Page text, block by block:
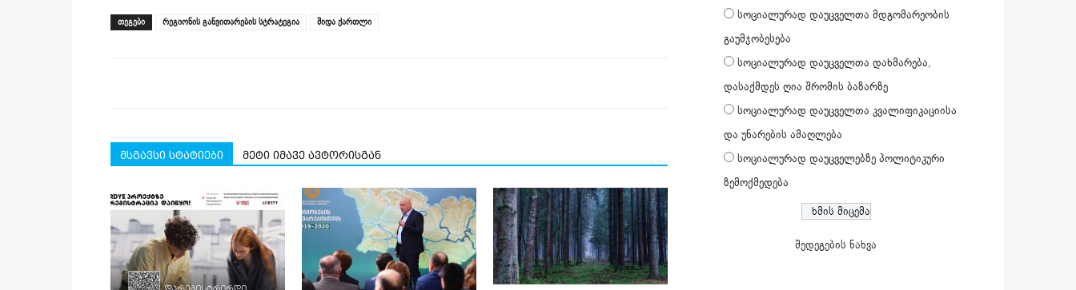
(Opens
in
new
(Opens
in
(Opens
in
(Opens
in
(Opens
in window)
ᲗᲔᲒᲔᲑᲘ რეგიონის განვითარების სტრატეგია შიდა ქართლი
მსგავსი სტატიები მეტი იმავე ავტორისგან
სოციალურად დაუცველთა მდგომარეობის
გაუმჯობესება
სოციალურად დაუცველთა დახმარება,
დასაქმდეს ღია შრომის ბაზარზე
სოციალურად დაუცველთა კვალიფიკაციისა
და უნარების ამაღლება
სოციალურად დაუცველებზე პოლიტიკური
ზემოქმედება
შედეგების ნახვა